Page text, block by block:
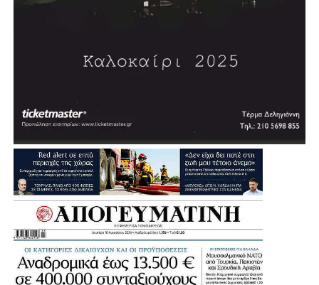
Σύμφωνα με τον σχεδιασμό, η διαδικασία δημοπράτησης
αναμένεται να ξεκινήσει μέσα στη χρονιά, με τον δήμαρχο
πόλη θα διαθέτει ένα σύγχρονο κλειστό κολυμβητήριο.
«Θέλουμε πολύ να το υποστηρίξουμε αυτό και να
δώσουμε μία διέξοδο», σημείωσε, εξηγώντας ότι σήμερα
πολλοί κάτοικοι και παιδιά της Αγίας Βαρβάρας
αναγκάζονται να χρησιμοποιούν κολυμβητήρια γειτονικών
Δήμων.
Μια παρέμβαση που έρχεται να ενισχύσει ακόμη
περισσότερο τις αθλητικές υποδομές της Αγίας Βαρβάρας
και να δώσει νέες δυνατότητες άθλησης στα παιδιά, στους
συλλόγους και συνολικά στους κατοίκους της πόλης.